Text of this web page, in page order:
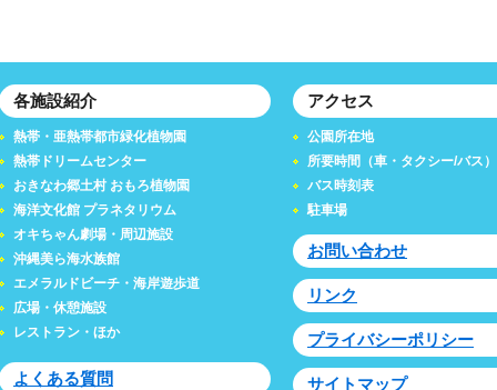
各施設紹介
熱帯・亜熱帯都市緑化植物園
熱帯ドリームセンター
おきなわ郷土村 おもろ植物園
海洋文化館 プラネタリウム
オキちゃん劇場・周辺施設
沖縄美ら海水族館
エメラルドビーチ・海岸遊歩道
広場・休憩施設
レストラン・ほか
よくある質問
アクセス
公園所在地
所要時間（車・タクシー/バス）
バス時刻表
駐車場
お問い合わせ
リンク
プライバシーポリシー
サイトマップ